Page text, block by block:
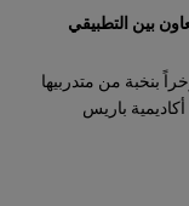
بين التطبيقي
بنخبة من متدربيها
باريس